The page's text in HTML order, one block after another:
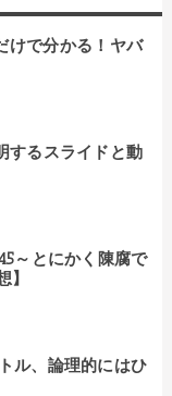
けで分かる！ヤバ
するスライドと動
～とにかく陳腐で
ル、論理的にはひ